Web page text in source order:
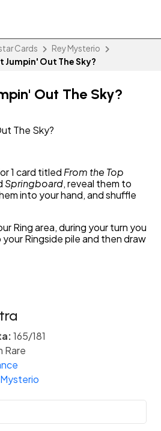
Cards
Rey Mysterio
Jumpin' Out The Sky?
Out The Sky?
The Sky?
1 card titled From the Top
Springboard, reveal them to
into your hand, and shuffle
Ring area, during your turn you
Ringside pile and then draw
165/181
Rare